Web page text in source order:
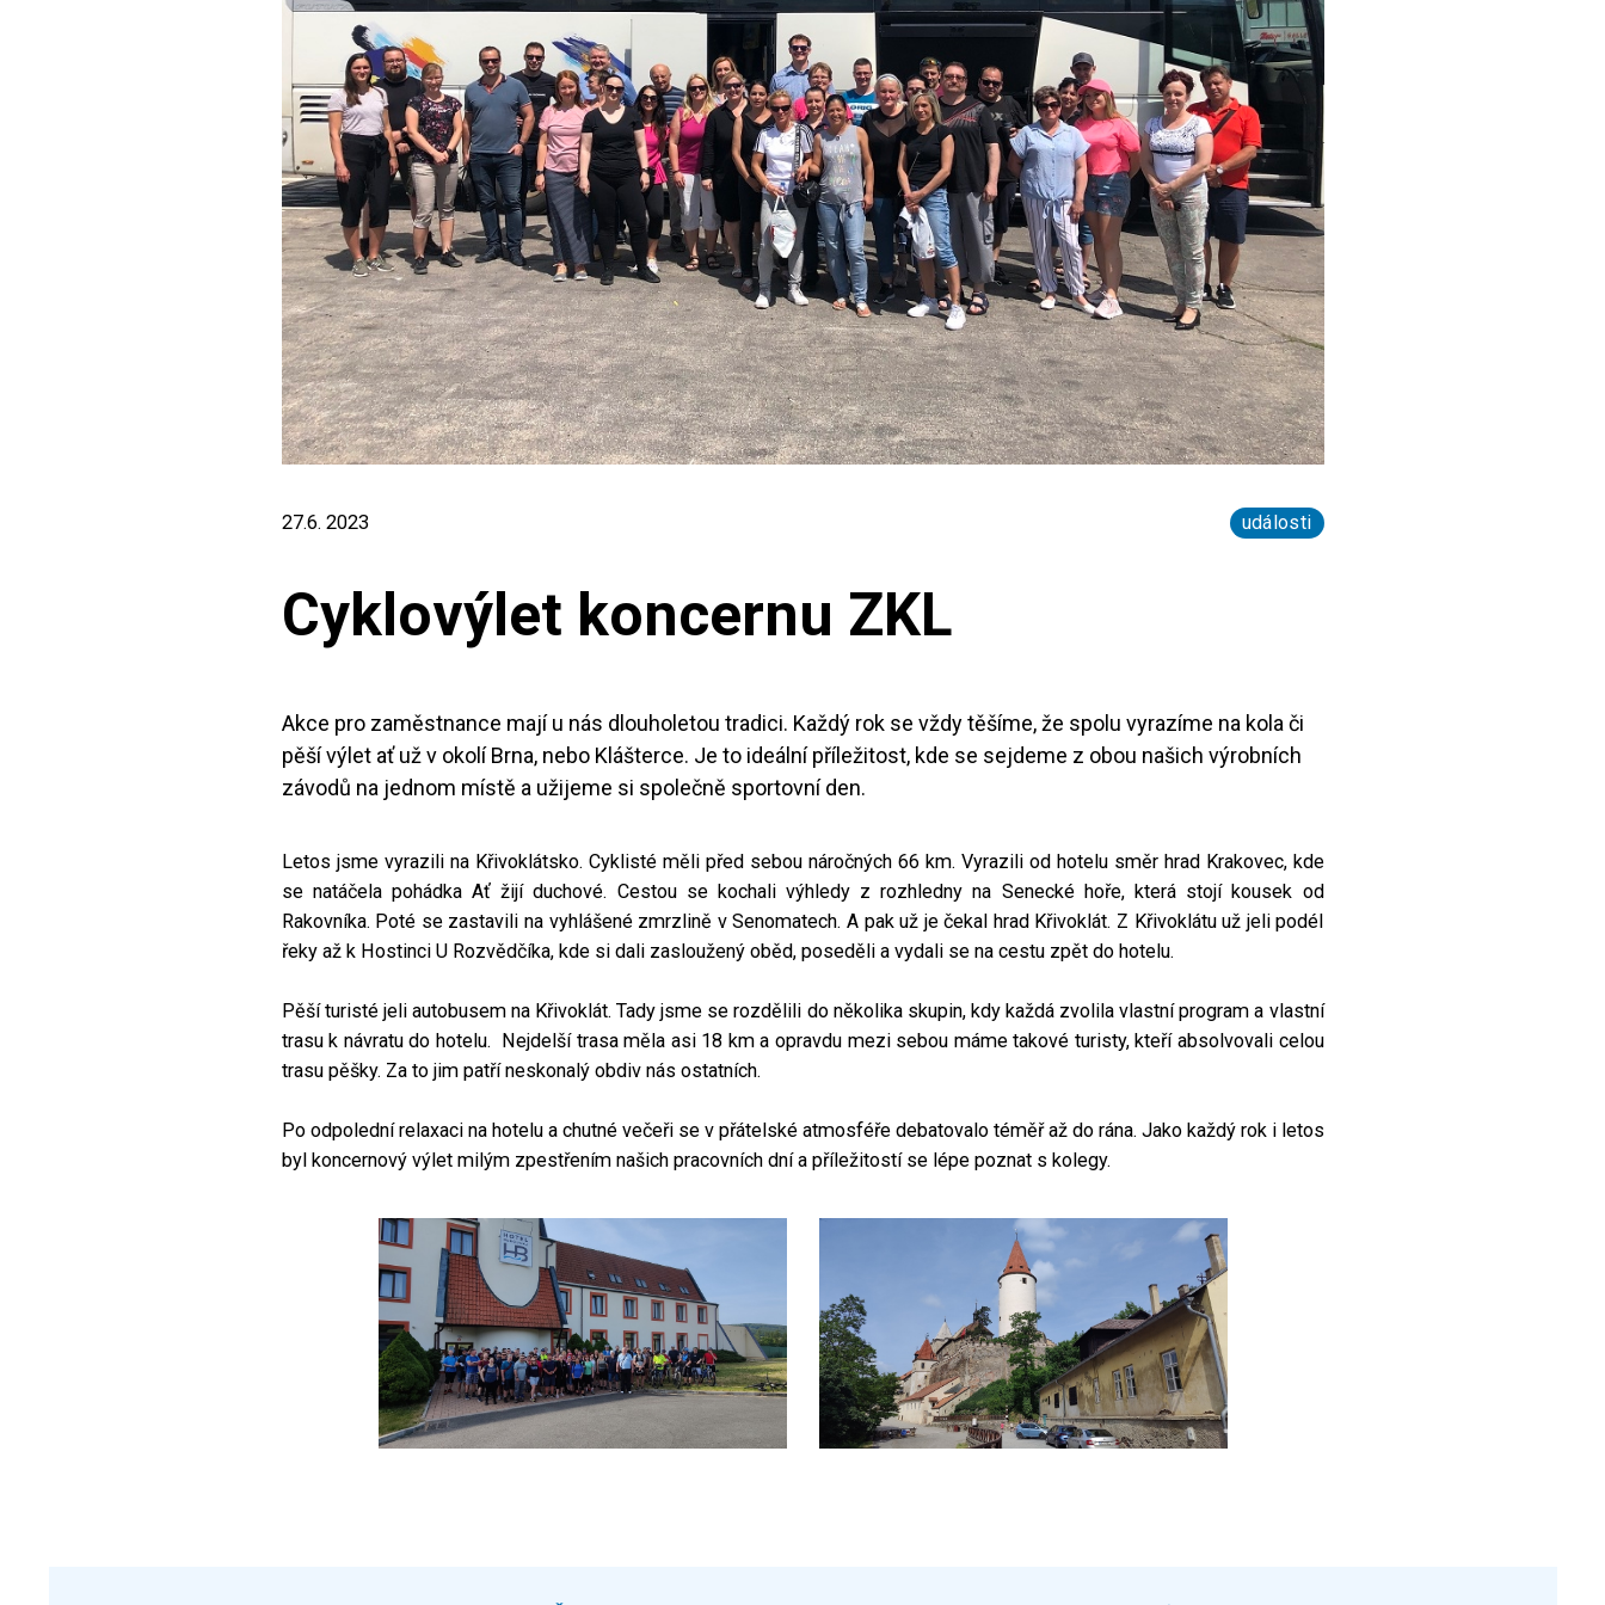
27.6. 2023 události
Cyklovýlet koncernu ZKL
Akce pro zaměstnance mají u nás dlouholetou tradici. Každý rok se vždy těšíme, že spolu vyrazíme na kola či
pěší výlet ať už v okolí Brna, nebo Klášterce. Je to ideální příležitost, kde se sejdeme z obou našich výrobních
závodů na jednom místě a užijeme si společně sportovní den.
Letos jsme vyrazili na Křivoklátsko. Cyklisté měli před sebou náročných 66 km. Vyrazili od hotelu směr hrad Krakovec, kde
se natáčela pohádka Ať žijí duchové. Cestou se kochali výhledy z rozhledny na Senecké hoře, která stojí kousek od
Rakovníka. Poté se zastavili na vyhlášené zmrzlině v Senomatech. A pak už je čekal hrad Křivoklát. Z Křivoklátu už jeli podél
řeky až k Hostinci U Rozvědčíka, kde si dali zasloužený oběd, poseděli a vydali se na cestu zpět do hotelu.
Pěší turisté jeli autobusem na Křivoklát. Tady jsme se rozdělili do několika skupin, kdy každá zvolila vlastní program a vlastní
trasu k návratu do hotelu. Nejdelší trasa měla asi 18 km a opravdu mezi sebou máme takové turisty, kteří absolvovali celou
trasu pěšky. Za to jim patří neskonalý obdiv nás ostatních.
Po odpolední relaxaci na hotelu a chutné večeři se v přátelské atmosféře debatovalo téměř až do rána. Jako každý rok i letos
byl koncernový výlet milým zpestřením našich pracovních dní a příležitostí se lépe poznat s kolegy.